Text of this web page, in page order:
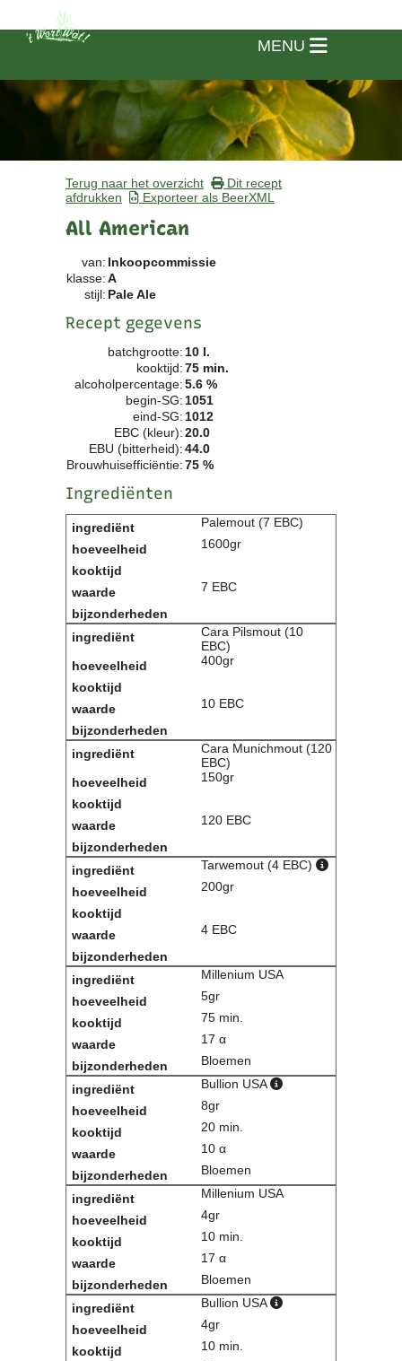
Terug naar het overzicht
Dit recept
afdrukken
Exporteer als BeerXML
All American
van: Inkoopcommissie
klasse:A
stijl: Pale Ale
Recept gegevens
batchgrootte: 10 l.
kooktijd:75 min.
alcoholpercentage:5.6 %
begin-SG: 1051
eind-SG: 1012
EBC (kleur):20.0
EBU (bitterheid):44.0
Brouwhuisefficiëntie:75 %
Ingrediënten
Palemout (7 EBC)
1600gr
7 EBC
Cara Pilsmout (10
EBC)
400gr
10 EBC
Cara Munichmout (120
EBC)
150gr
120 EBC
Tarwemout (4 EBC)
200gr
4 EBC
Millenium USA
5gr
75 min.
17 α
Bloemen
Bullion USA
8gr
20 min.
10 α
Bloemen
Millenium USA
4gr
10 min.
17 α
Bloemen
Bullion USA
4gr
10 min.
MENU
Home
Vereniging
Clubkalender
Informatie
Bestuur
Reglementen
Privacyverklaring
Commissies
Polderbok
Wedstrijduitslagen
Bijzondere Leden
- Keurmeesters
- Professioneel
- Biersommeliers
Recepten
Recepten
Zoeken
Contact
Bericht
Locatie
Lid worden
Brouwcursus
Artikelen
Foto's
Links
Nieuwsflitsen
Sponsoren
Inloggen